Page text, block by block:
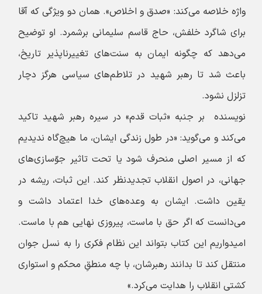
واژه خلاصه می‌کند: «صدق و اخلاص». همان دو ویژگی که آقا
برای شاگرد خلفش، حاج قاسم سلیمانی برشمرد. او توضیح
می‌دهد که چگونه ایمان به سنت‌های تغییرناپذیر تاریخ،
باعث شد تا رهبر شهید در تلاطم‌های سیاسی هرگز دچار
تزلزل نشود.
نویسنده بر جنبه‌ «ثبات قدم» در سیره رهبر شهید تاکید
می‌کند و می‌گوید: «در طول زندگی ایشان، ما هیچ‌گاه ندیدیم
که از مسیر اصلی منحرف شود یا تحت تاثیر جوّسازی‌های
جهانی، در اصول انقلاب تجدیدنظر کند. این ثبات، ریشه در
یقین داشت. ایشان به وعده‌های خدا اعتماد داشت و
می‌دانست که اگر حق با ماست، پیروزی نهایی هم با ماست.
امیدواریم این کتاب بتواند این نظام فکری را به نسل جوان
منتقل کند تا بدانند رهبرشان، با چه منطقِ محکم و استواری
کشتی انقلاب را هدایت می‌کرد.»